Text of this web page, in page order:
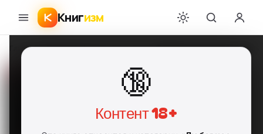
Книгизм
🔞
Контент 18+
Главная›Любовное фэнтези›Вера Вкуфь›Варвара не-краса без
Варвара не-краса без
длинной косы
Вера Вкуфь
FB2 Полная версия 18+